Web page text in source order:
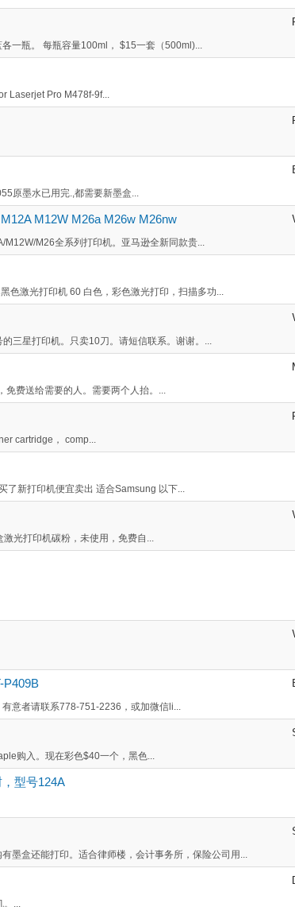
一瓶。 每瓶容量100ml， $15一套（500ml)...
Laserjet Pro M478f-9f...
原墨水已用完.,都需要新墨盒...
M12W M26a M26w M26nw
M26全系列打印机。亚马逊全新同款贵...
色激光打印机 60 白色，彩色激光打印，扫描多功...
三星打印机。只卖10刀。请短信联系。谢谢。...
费送给需要的人。需要两个人抬。...
cartridge， comp...
新打印机便宜卖出 适合Samsung 以下...
光打印机碳粉，未使用，免费自...
P409B
意者请联系778-751-2236，或加微信li...
购入。现在彩色$40一个，黑色...
型号124A
墨盒还能打印。适合律师楼，会计事务所，保险公司用...
...